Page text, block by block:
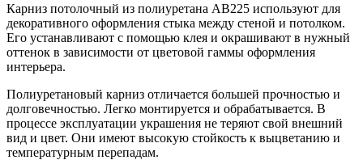
Карниз потолочный из полиуретана AB225 используют для
декоративного оформления стыка между стеной и потолком.
Его устанавливают с помощью клея и окрашивают в нужный
оттенок в зависимости от цветовой гаммы оформления
интерьера.
Полиуретановый карниз отличается большей прочностью и
долговечностью. Легко монтируется и обрабатывается. В
процессе эксплуатации украшения не теряют свой внешний
вид и цвет. Они имеют высокую стойкость к выцветанию и
температурным перепадам.